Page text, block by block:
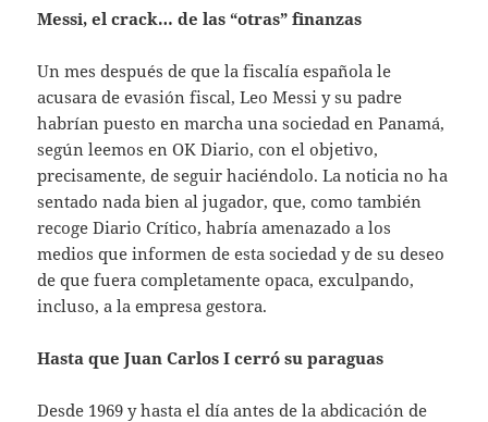
Messi, el crack… de las “otras” finanzas
Un mes después de que la fiscalía española le
acusara de evasión fiscal, Leo Messi y su padre
habrían puesto en marcha una sociedad en Panamá,
según leemos en OK Diario, con el objetivo,
precisamente, de seguir haciéndolo. La noticia no ha
sentado nada bien al jugador, que, como también
recoge Diario Crítico, habría amenazado a los
medios que informen de esta sociedad y de su deseo
de que fuera completamente opaca, exculpando,
incluso, a la empresa gestora.
Hasta que Juan Carlos I cerró su paraguas
Desde 1969 y hasta el día antes de la abdicación de